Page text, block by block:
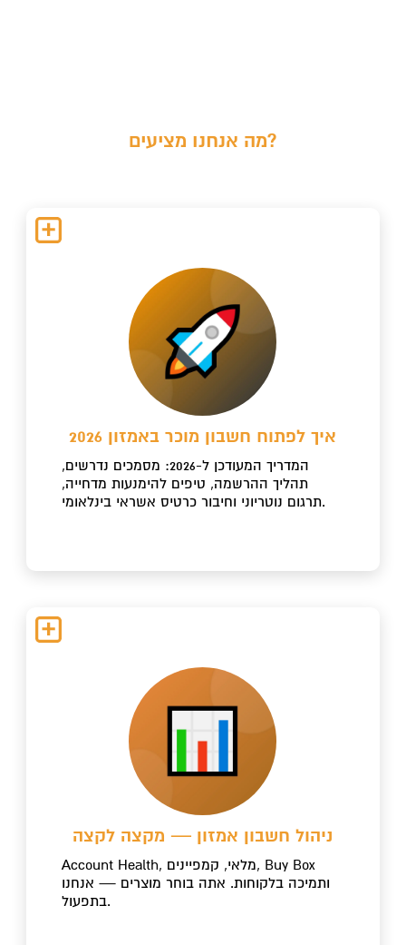
מה אנחנו מציעים?
איך לפתוח חשבון מוכר באמזון 2026
המדריך המעודכן ל-2026: מסמכים נדרשים,
תהליך ההרשמה, טיפים להימנעות מדחייה,
תרגום נוטריוני וחיבור כרטיס אשראי בינלאומי.
ניהול חשבון אמזון — מקצה לקצה
Account Health, מלאי, קמפיינים, Buy Box
ותמיכה בלקוחות. אתה בוחר מוצרים — אנחנו
בתפעול.